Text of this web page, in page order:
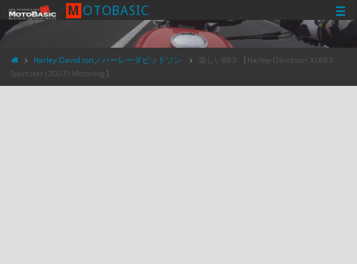
M OTOBASIC
Harley-Davidson／ハーレーダビッドソン
楽しい883 【Harley-Davidson XL883
Sportster (2003) Motovlog】